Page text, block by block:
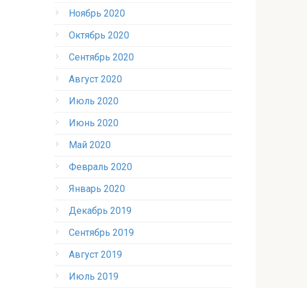
Ноябрь 2020
Октябрь 2020
Сентябрь 2020
Август 2020
Июль 2020
Июнь 2020
Май 2020
Февраль 2020
Январь 2020
Декабрь 2019
Сентябрь 2019
Август 2019
Июль 2019